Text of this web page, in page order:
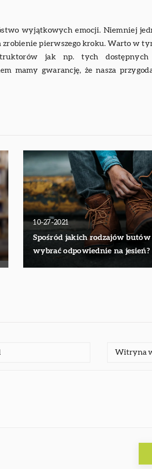
wyjątkowych emocji. Niemniej
zrobienie pierwszego kroku. Warto w
jak np. tych
mamy gwarancję, że nasza
10-27-2021
Spośród jakich rodzajów
wybrać odpowiednie na jesień?